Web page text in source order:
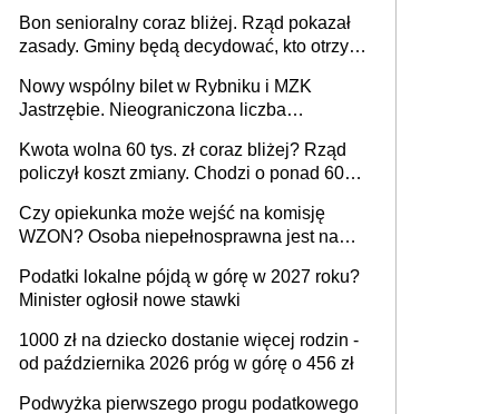
Bon senioralny coraz bliżej. Rząd pokazał
zasady. Gminy będą decydować, kto otrzyma
Nowy wspólny bilet w Rybniku i MZK
Jastrzębie. Nieograniczona liczba
Kwota wolna 60 tys. zł coraz bliżej? Rząd
policzył koszt zmiany. Chodzi o ponad 60
Czy opiekunka może wejść na komisję
WZON? Osoba niepełnosprawna jest na
Podatki lokalne pójdą w górę w 2027 roku?
Minister ogłosił nowe stawki
1000 zł na dziecko dostanie więcej rodzin -
od października 2026 próg w górę o 456 zł
Podwyżka pierwszego progu podatkowego